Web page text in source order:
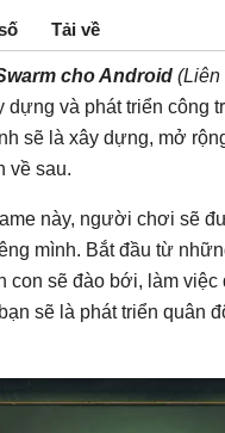
Tải về
cho Android (Liên
dựng và phát triển công
sẽ là xây dựng, mở
về sau.
này, người chơi sẽ
mình. Bắt đầu từ
con sẽ đào bới, làm
sẽ là phát triển quân